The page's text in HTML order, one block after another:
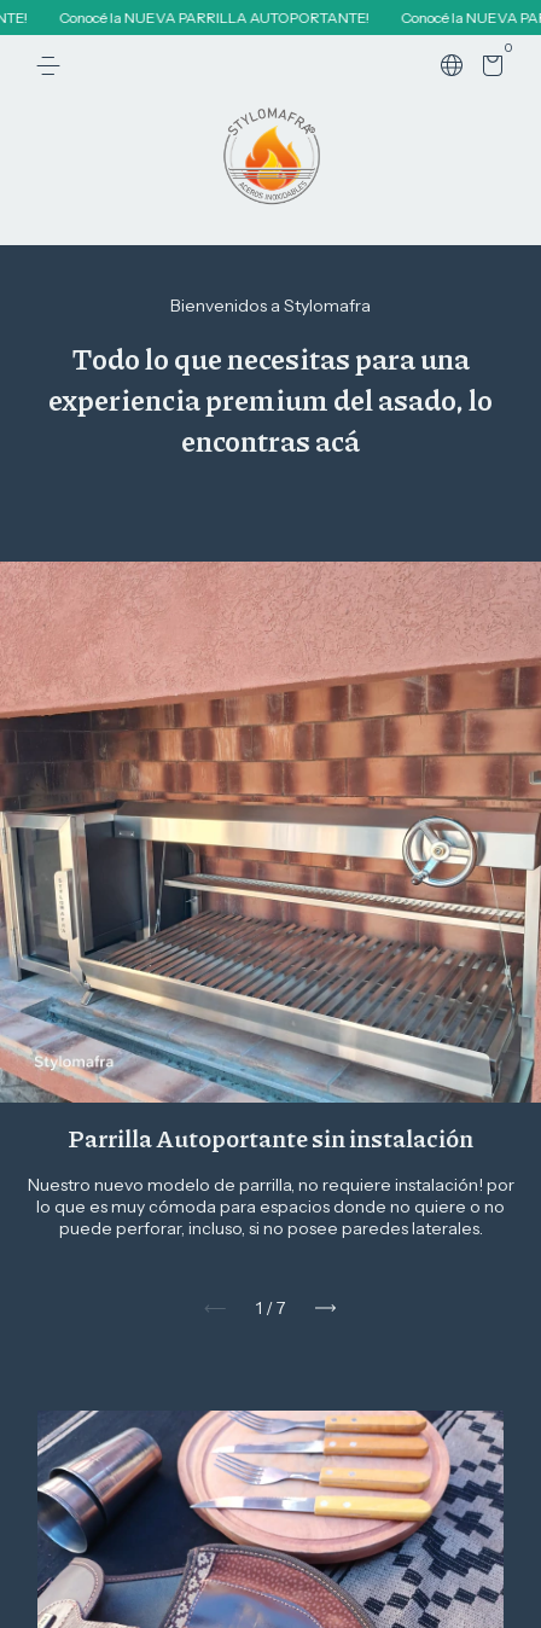
la NUEVA PARRILLA AUTOPORTANTE! Conocé la NUEVA PARRILLA
0
Bienvenidos a Stylomafra
Todo lo que necesitas para una
experiencia premium del asado, lo
encontras acá
Parrilla Autoportante sin instalación
Nuestro nuevo modelo de parrilla, no requiere instalación! por
lo que es muy cómoda para espacios donde no quiere o no
puede perforar, incluso, si no posee paredes laterales.
1 /7